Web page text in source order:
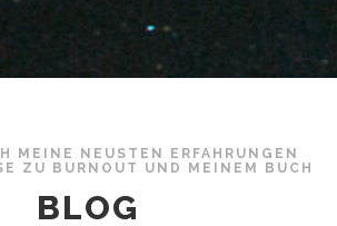
MEINE NEUSTEN ERFAHRUNGEN
ZU BURNOUT UND MEINEM BUCH
BLOG